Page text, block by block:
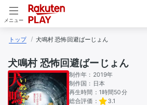
メニュー
トップ 犬鳴村 恐怖回避ばーじょん
犬鳴村 恐怖回避ばーじょん
制作年： 2019年
制作国： 日本
再生時間： 1時間50分
総合評価：
3.1